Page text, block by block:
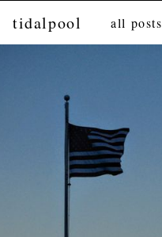
tidalpool all posts